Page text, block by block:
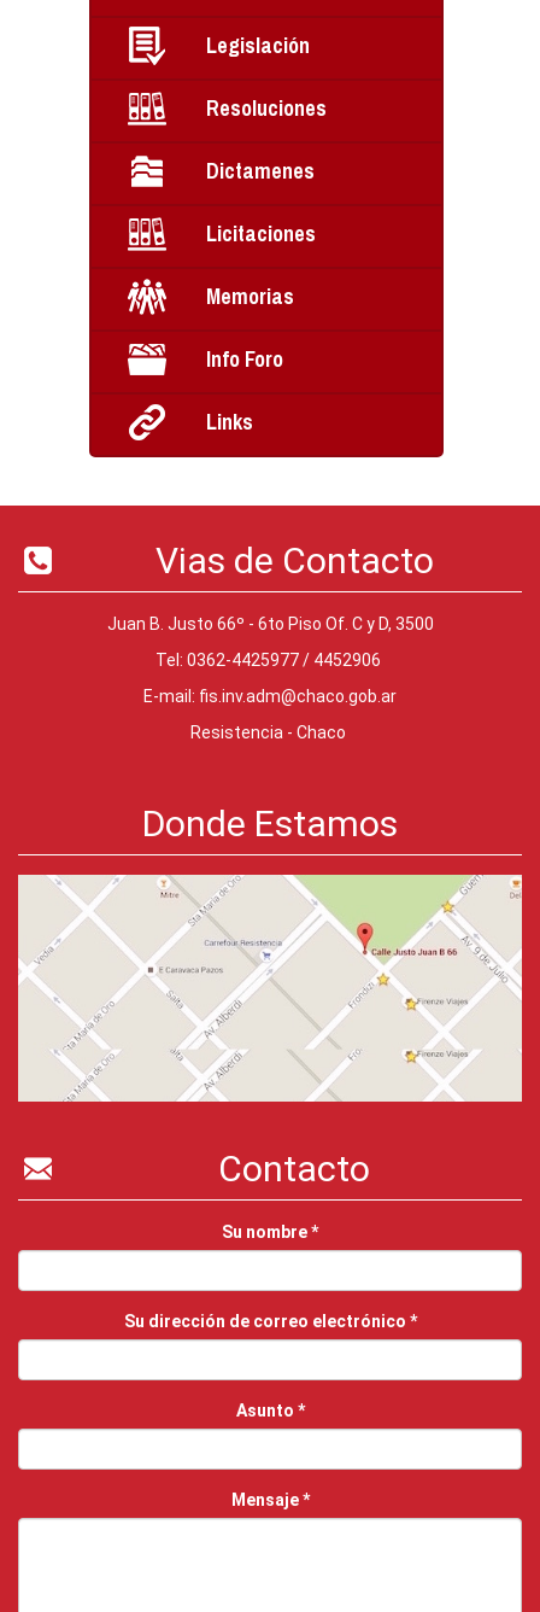
Legislación
Resoluciones
Dictamenes
Licitaciones
Memorias
Info Foro
Links
Vias de Contacto
Juan B. Justo 66º - 6to Piso Of. C y D, 3500
Tel: 0362-4425977 / 4452906
E-mail: fis.inv.adm@chaco.gob.ar
Resistencia - Chaco
Donde Estamos
Contacto
Su nombre*
Su dirección de correo electrónico *
Asunto *
Mensaje*